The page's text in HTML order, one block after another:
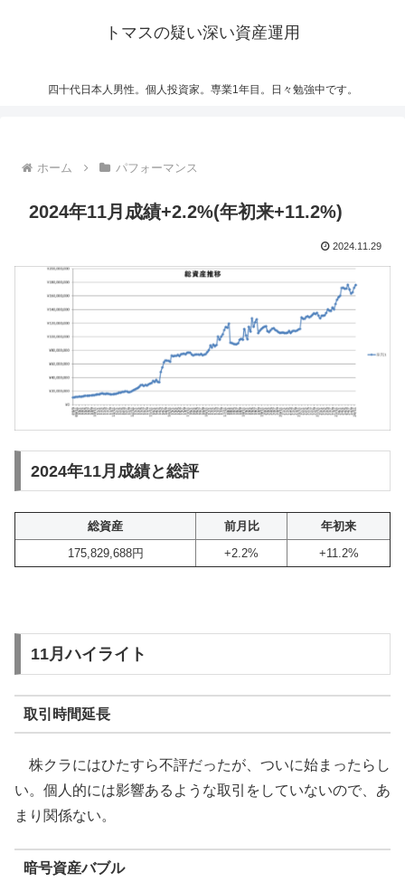
トマスの疑い深い資産運用
四十代日本人男性。個人投資家。専業1年目。日々勉強中です。
ホーム パフォーマンス
2024年11月成績+2.2%(年初来+11.2%)
2024.11.29
2024年11月成績と総評
総資産 前月比
年初来
175,829,688円
+2.2% +11.2%
11月ハイライト
取引時間延長
株クラにはひたすら不評だったが、ついに始まったらし
い。個人的には影響あるような取引をしていないので、あ
まり関係ない。
暗号資産バブル